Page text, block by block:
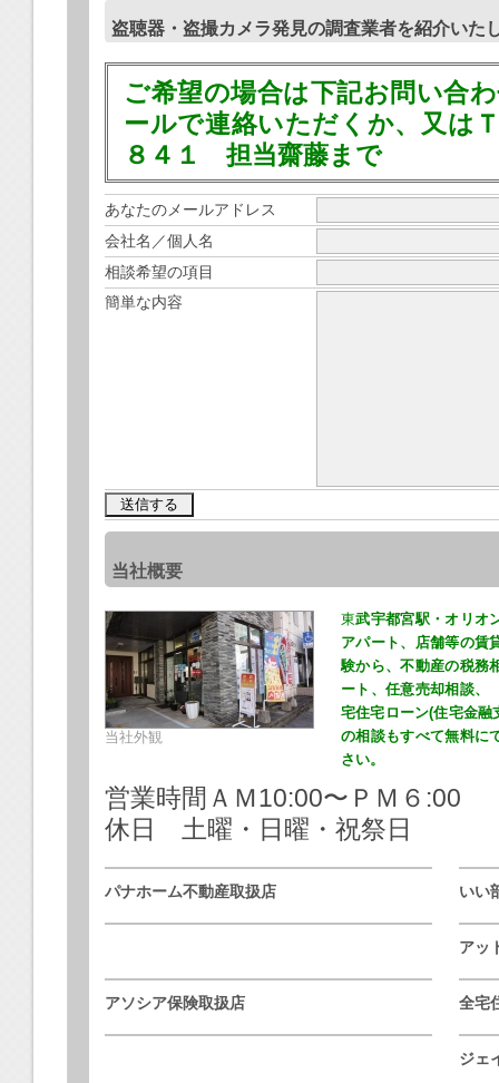
盗聴器・盗撮カメラ発見の調査業者を紹介いた
ご希望の場合は下記お問い合
ールで連絡いただくか、又は
８４１ 担当齋藤まで
あなたのメールアドレス
会社名／個人名
相談希望の項目
簡単な内容
送信する
当社概要
当社外観
東武宇都宮駅・オリオ
アパート、店舗等の賃
験から、不動産の税務
ート、任意売却相談
宅住宅ローン(住宅金融
の相談もすべて無料
さい。
営業時間ＡＭ10:00〜ＰＭ６:00
休日 土曜・日曜・祝祭日
パナホーム不動産取扱店 いい
アッ
アソシア保険取扱店 全宅
ジェ